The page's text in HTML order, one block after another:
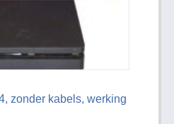
zonder kabels, werking